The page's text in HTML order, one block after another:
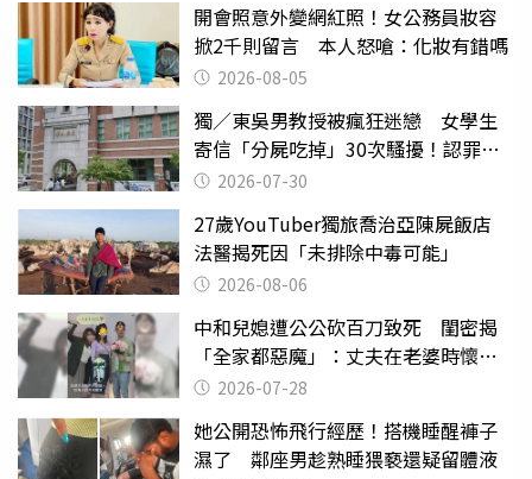
開會照意外變網紅照！女公務員妝容
掀2千則留言 本人怒嗆：化妝有錯嗎
2026-08-05
獨／東吳男教授被瘋狂迷戀 女學生
寄信「分屍吃掉」30次騷擾！認罪免
關 2026-07-30
27歲YouTuber獨旅喬治亞陳屍飯店
法醫揭死因「未排除中毒可能」
2026-08-06
中和兒媳遭公公砍百刀致死 閨密揭
「全家都惡魔」：丈夫在老婆時懷孕
摔東西
2026-07-28
她公開恐怖飛行經歷！搭機睡醒褲子
濕了 鄰座男趁熟睡猥褻還疑留體液